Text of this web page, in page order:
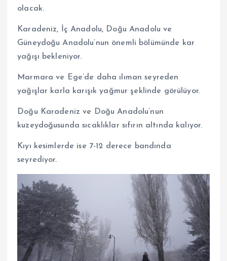
olacak.
Karadeniz, İç Anadolu, Doğu Anadolu ve
Güneydoğu Anadolu’nun önemli bölümünde kar
yağışı bekleniyor.
Marmara ve Ege’de daha ılıman seyreden
yağışlar karla karışık yağmur şeklinde görülüyor.
Doğu Karadeniz ve Doğu Anadolu’nun
kuzeydoğusunda sıcaklıklar sıfırın altında kalıyor.
Kıyı kesimlerde ise 7-12 derece bandında
seyrediyor.